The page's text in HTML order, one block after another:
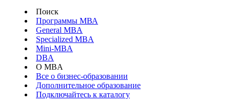
Поиск
Программы МВА
General MBA
Specialized MBA
Mini-MBA
DBA
О MBA
Все о бизнес-образовании
Дополнительное образование
Подключайтесь к каталогу